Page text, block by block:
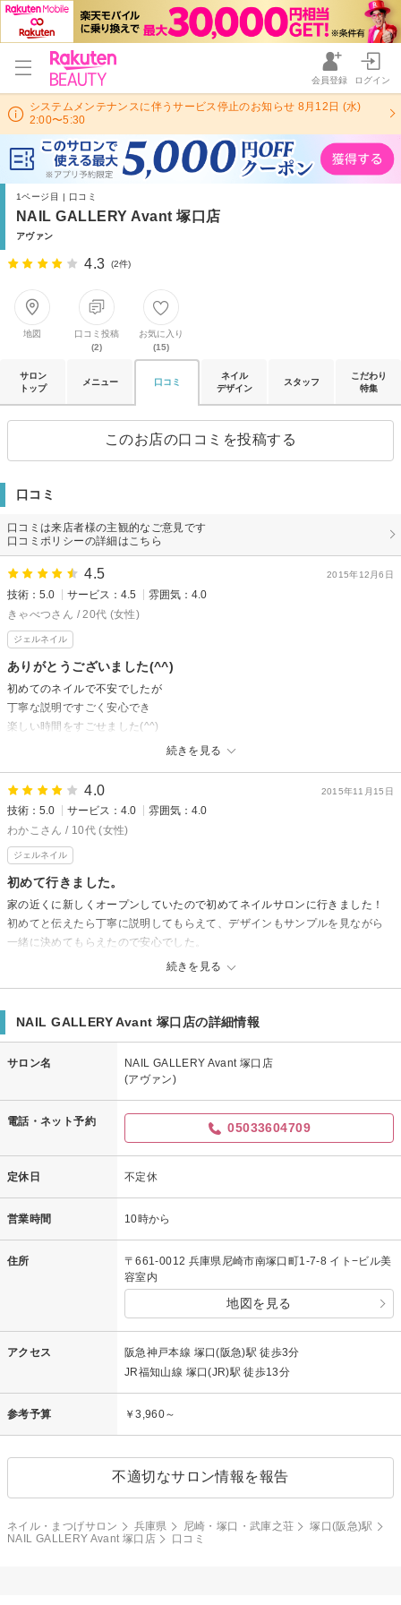
会員登録 ログイン
システムメンテナンスに伴うサービス停止のお知らせ 8月12日 (水)
2:00〜5:30
1ページ目 | 口コミ
NAIL GALLERY Avant 塚口店
アヴァン
4.3 (2件)
地図
口コミ投稿
(2)
お気に入り
(15)
サロン
トップ
メニュー 口コミ
ネイル
デザイン
スタッフ
こだわり
特集
このお店の口コミを投稿する
口コミ
口コミは来店者様の主観的なご意見です
口コミポリシーの詳細はこちら
2015年12月6日
4.5
技術：5.0 サービス：4.5
雰囲気：4.0
きゃべつさん / 20代 (女性)
ジェルネイル
ありがとうございました(^^)
続きを見る
初めてのネイルで不安でしたが
丁寧な説明ですごく安心でき
楽しい時間をすごせました(^^)
2015年11月15日
4.0
技術：5.0 サービス：4.0
雰囲気：4.0
わかこさん / 10代 (女性)
ジェルネイル
初めて行きました。
続きを見る
家の近くに新しくオープンしていたので初めてネイルサロンに行きました！
初めてと伝えたら丁寧に説明してもらえて、デザインもサンプルを見ながら
一緒に決めてもらえたので安心でした。
初めてネイルをする人のコースと言うのがあってお安くできましたしデザイ
ぜひまた行かせてもらいたいです。
NAIL GALLERY Avant 塚口店の詳細情報
サロン名
NAIL GALLERY Avant 塚口店
(アヴァン)
電話・ネット予約 05033604709
定休日 不定休
営業時間 10時から
住所
〒661-0012 兵庫県尼崎市南塚口町1-7-8 イト−ビル美
容室内
地図を見る
アクセス
阪急神戸本線 塚口(阪急)駅 徒歩3分
JR福知山線 塚口(JR)駅 徒歩13分
参考予算 ￥3,960～
不適切なサロン情報を報告
ネイル・まつげサロン 兵庫県 尼崎・塚口・武庫之荘
塚口(阪急)駅
NAIL GALLERY Avant 塚口店
口コミ